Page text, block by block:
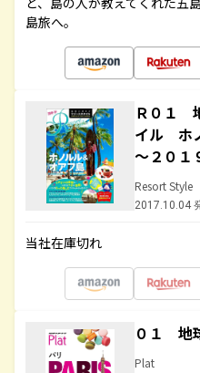
島旅へ。
Ｒ０１
イル ホ
～２０１
Resort Style
2017.10.04
当社在庫切れ
０１ 地
Plat